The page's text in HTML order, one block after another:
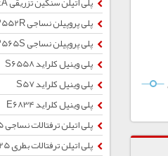
پلی پروپیلن نساجی HP552R
پلی پروپیلن نساجی HP565S
پلی وینیل کلراید S6558
پلی وینیل کلراید S57
پلی وینیل کلراید E6834
پلی اتیلن ترفتالات نساجی TG645
پلی اتیلن ترفتالات بطری BG825